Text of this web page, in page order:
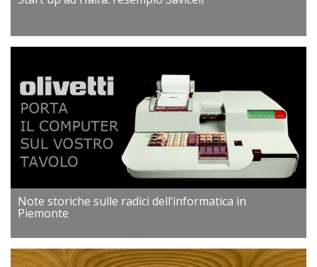
Note storiche sulle radici dell’informatica in
Piemonte